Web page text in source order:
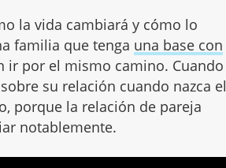
la vida cambiará y cómo lo
familia que tenga una base con
ir por el mismo camino. Cuando
su relación cuando nazca el
porque la relación de pareja
notablemente.